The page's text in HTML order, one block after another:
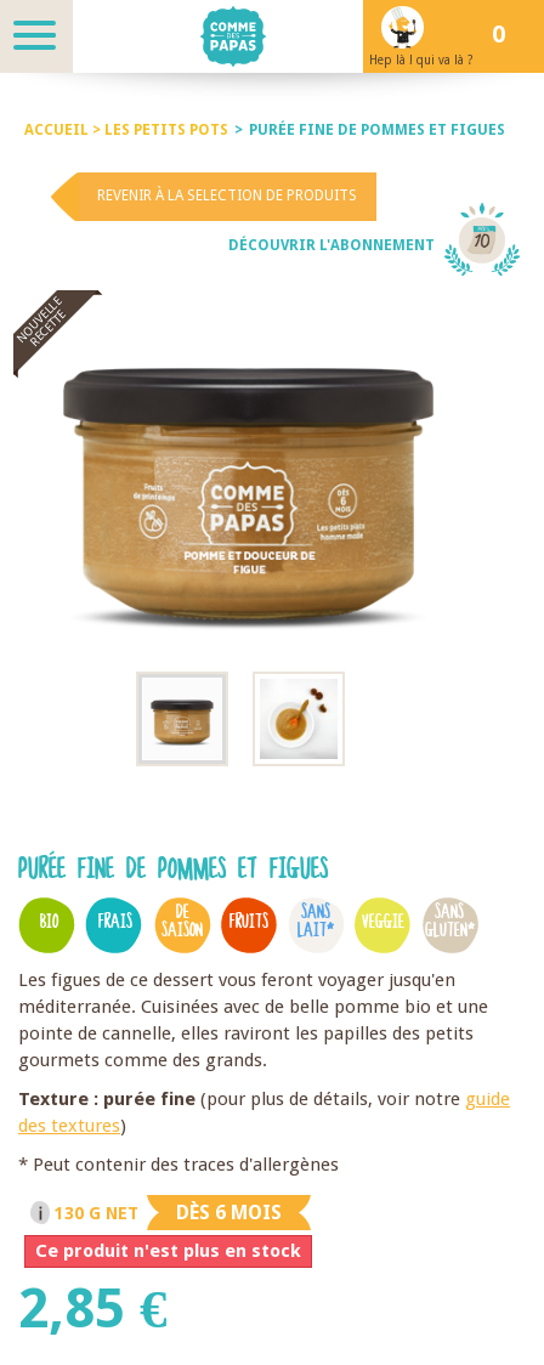
Hep là ! qui va là ?
0
ACCUEIL > LES PETITS POTS > PURÉE FINE DE POMMES ET FIGUES
REVENIR À LA SELECTION DE PRODUITS
DÉCOUVRIR L'ABONNEMENT
NOUVELLE
RECETTE
PURÉE FINE DE POMMES ET FIGUES
BIO FRAIS
DE
SAISON
FRUITS
SANS
LAIT*
VEGGIE
SANS
GLUTEN*
Les figues de ce dessert vous feront voyager jusqu'en
méditerranée. Cuisinées avec de belle pomme bio et une
pointe de cannelle, elles raviront les papilles des petits
gourmets comme des grands.
Texture : purée fine (pour plus de détails, voir notre guide
des textures)
* Peut contenir des traces d'allergènes
130 G NET DÈS 6 MOIS
Ce produit n'est plus en stock
2,85 €